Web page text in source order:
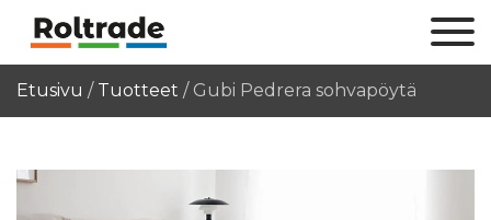
Etusivu / Tuotteet / Gubi Pedrera sohvapöytä